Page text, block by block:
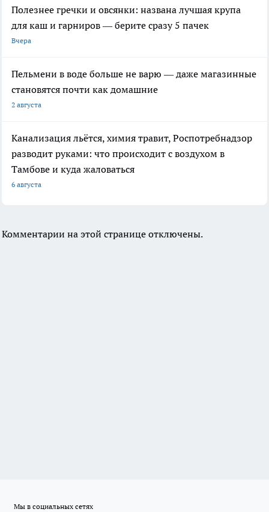
Полезнее гречки и овсянки: названа лучшая крупа
для каш и гарниров — берите сразу 5 пачек
Вчера
Пельмени в воде больше не варю — даже магазинные
становятся почти как домашние
2 августа
Канализация льётся, химия травит, Роспотребнадзор
разводит руками: что происходит с воздухом в
Тамбове и куда жаловаться
6 августа
Комментарии на этой странице отключены.
Мы в социальных сетях